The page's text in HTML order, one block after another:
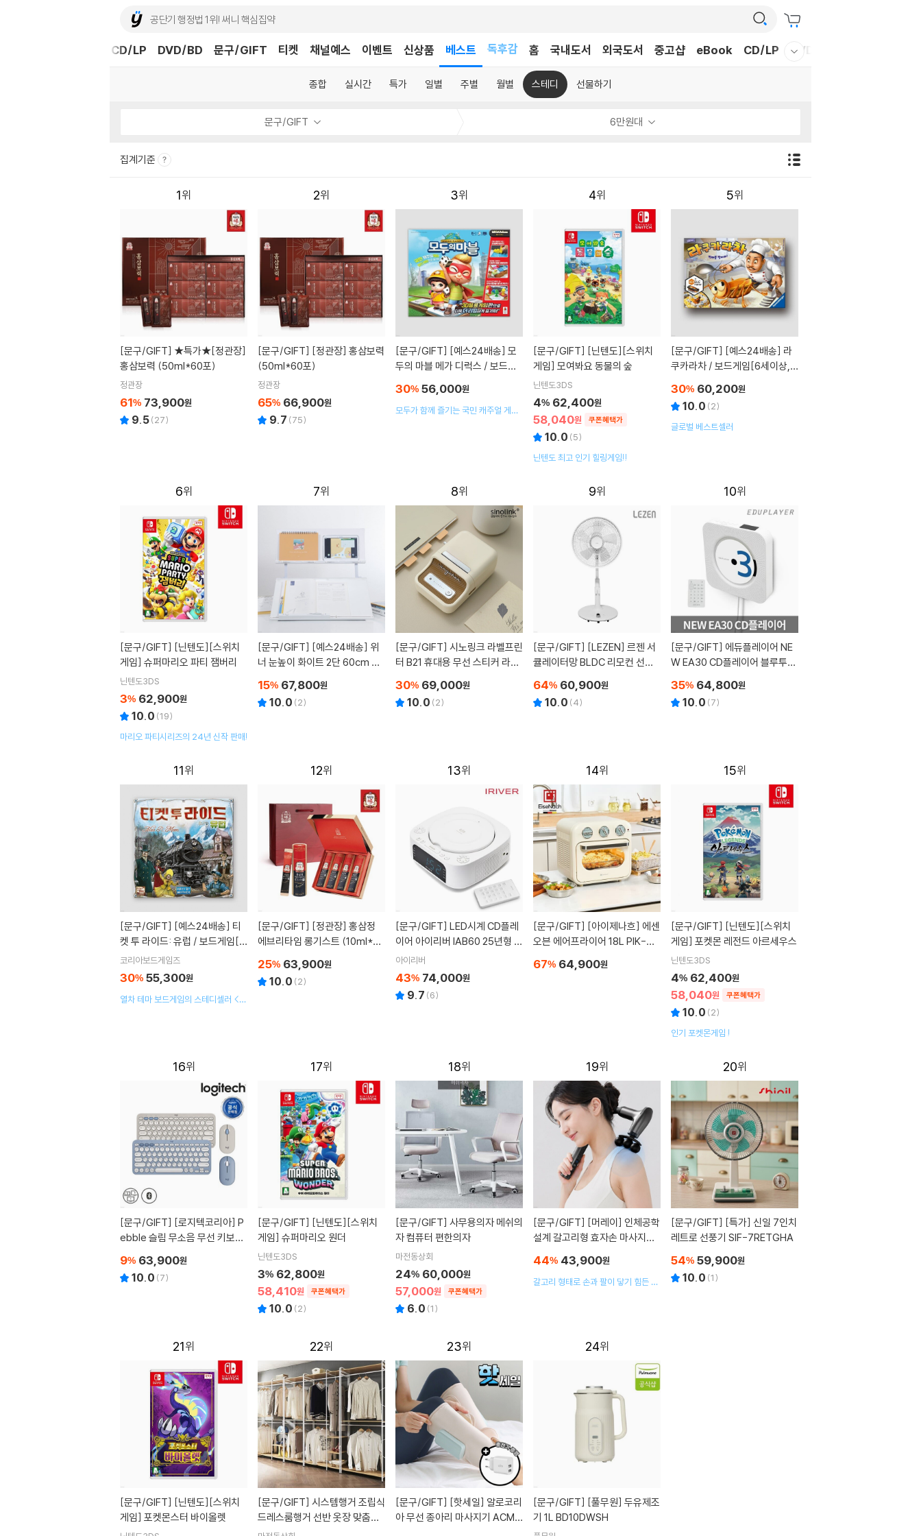
채널예스 이벤트 신상품 베스트
어린이
홈 국내도서 외국도서 중고샵 eBook CD/LP DVD/BD
CD/LP DVD/BD 문구/GIFT 티켓
종합 실시간 특가 일별 주별 월별 스테디 선물하기
문구/GIFT 6만원대
집계기준
1
[문구/GIFT]
홍삼보력 (50ml*60포)
정관장
61% 73,900원
9.5(27)
2
[문구/GIFT]
(50ml*60포)
정관장
65% 66,900원
9.7 (75)
3
[문구/GIFT]
두의 마블 메가 디럭스 / 보드게
30% 56,000원
모두가 함께 즐기는 국민 캐주얼 게임!
4
[문구/GIFT]
게임] 모여봐요 동물의 숲
닌텐도3DS
58,040원 쿠폰혜택가
4% 62,400원
10.0 (5)
닌텐도 최고 인기 힐링게임!!
5
[문구/GIFT]
쿠카라차 / 보드게임[6세이상,2
30% 60,200원
10.0 (2)
글로벌 베스트셀러
6
[문구/GIFT]
게임] 슈퍼마리오 파티 잼버리
닌텐도3DS
3% 62,900원
10.0 (19)
마리오 파티시리즈의 24년 신작 판매!
7
[문구/GIFT]
너 눈높이 화이트 2단 60cm 독
15% 67,800원
10.0 (2)
8
[문구/GIFT]
터 B21 휴대용 무선 스티커 라벨
30% 69,000원
10.0 (2)
9
[문구/GIFT]
큘레이터망 BLDC 리모컨 선풍
64% 60,900원
10.0 (4)
10
[문구/GIFT]
W EA30 CD플레이어 블루투스
람 MicroSD재생
35% 64,800원
10.0 (7)
11
[문구/GIFT]
켓 투 라이드: 유럽 / 보드게임[만
8세 이상,2인~5인]
코리아보드게임즈
30% 55,300원
열차 테마 보드게임의 스테디셀러 <티
12
[문구/GIFT]
에브리타임 롱기스트 (10ml*20
25% 63,900원
10.0 (2)
13
[문구/GIFT]
이어 아이리버 IAB60 25년형 블
루투스 IN OUT
아이리버
43% 74,000원
9.7 (6)
14
[문구/GIFT]
오븐 에어프라이어 18L PIK-OF
67% 64,900원
15
[문구/GIFT]
게임] 포켓몬 레전드 아르세우스
닌텐도3DS
58,040원 쿠폰혜택가
4% 62,400원
10.0 (2)
인기 포켓몬게임 !
16
[문구/GIFT]
ebble 슬림 무소음 무선 키보드
s)
9% 63,900원
10.0 (7)
17
[문구/GIFT]
게임] 슈퍼마리오 원더
닌텐도3DS
58,410원 쿠폰혜택가
3% 62,800원
10.0 (2)
18
[문구/GIFT]
자 컴퓨터 편한의자
마전동상회
57,000원 쿠폰혜택가
24% 60,000원
6.0 (1)
19
[문구/GIFT]
설계 갈고리형 효자손 마사지기
44% 43,900원
갈고리 형태로 손과 팔이 닿기 힘든 목,
20
[문구/GIFT]
레트로 선풍기 SIF-7RETGHA
54% 59,900원
10.0 (1)
21
[문구/GIFT]
게임] 포켓몬스터 바이올렛
22
[문구/GIFT]
드레스룸행거 선반 옷장 맞춤형
옷정리
23
[문구/GIFT]
아 무선 종아리 마사지기 ACM1
24
[문구/GIFT]
기 1L BD10DWSH